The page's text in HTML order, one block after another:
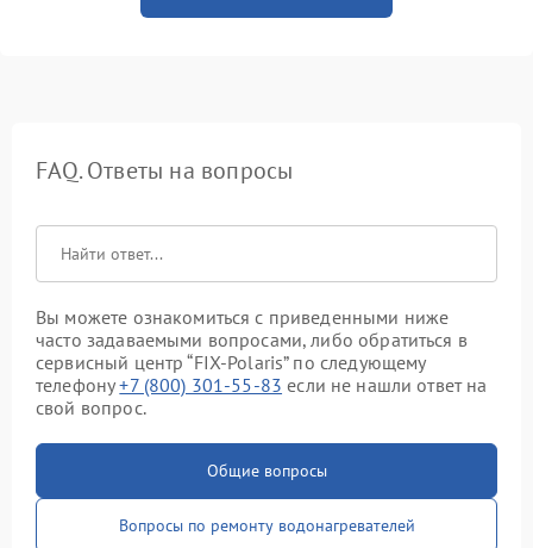
FAQ. Ответы на вопросы
Вы можете ознакомиться с приведенными ниже
часто задаваемыми вопросами, либо обратиться в
сервисный центр “FIX-Polaris” по следующему
телефону+7 (800) 301-55-83 если не нашли ответ на
свой вопрос.
Общие вопросы
Вопросы по ремонту водонагревателей